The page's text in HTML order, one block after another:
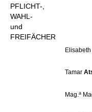
PFLICHT-,
WAHL-
und
FREIFÄCHER
Elisabeth
Tamar
Mag.a